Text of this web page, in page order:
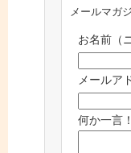
メールマガ
お名前（
メールア
何か一言！